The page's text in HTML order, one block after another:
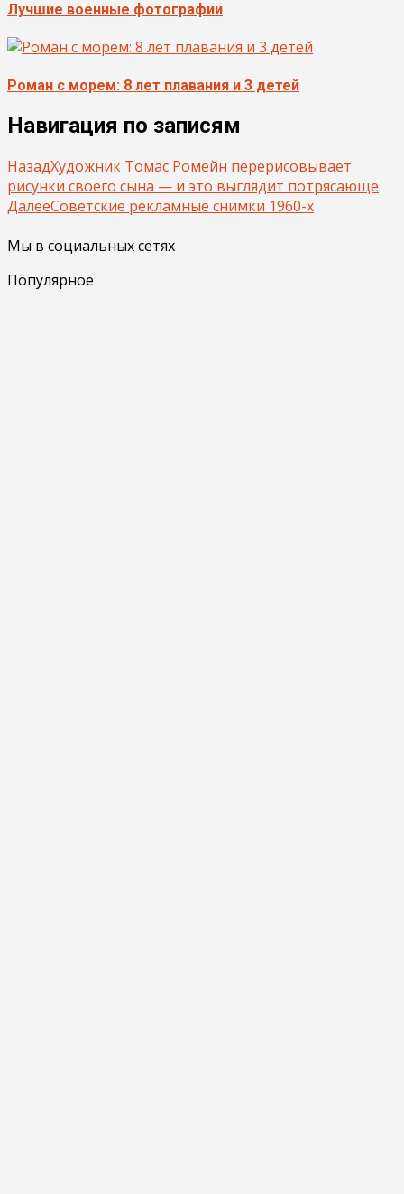
Лучшие военные фотографии
Роман с морем: 8 лет плавания и 3 детей
Навигация по записям
НазадХудожник Томас Ромейн перерисовывает
рисунки своего сына — и это выглядит потрясающе
ДалееСоветские рекламные снимки 1960-х
Мы в социальных сетях
Популярное